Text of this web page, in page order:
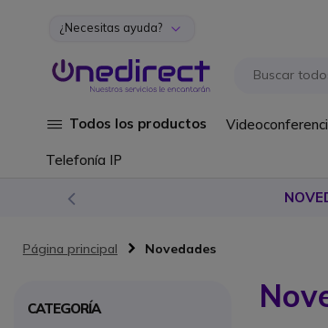
Ir al contenido
¿Necesitas ayuda?
Todos los productos
Telefonía IP
Página principal Novedades
CATEGORÍA